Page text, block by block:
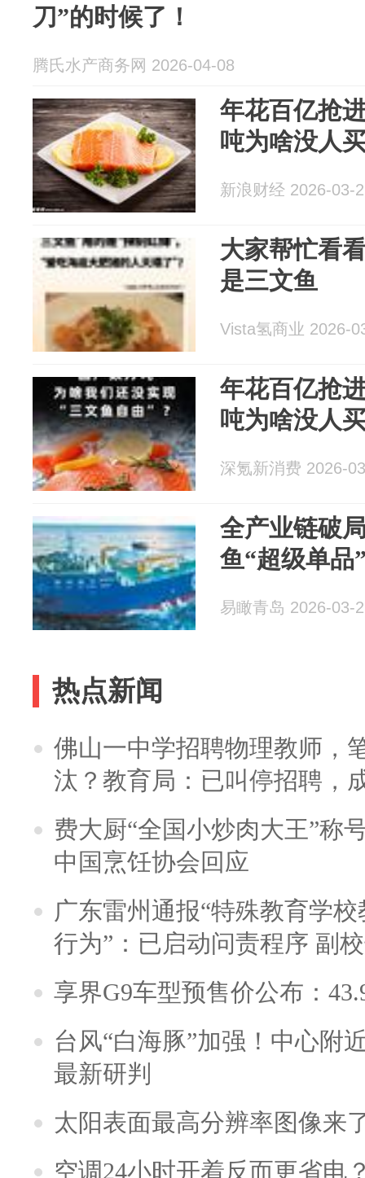
刀”的时候了！
腾氏水产商务网 2026-04-08
年花百亿抢
吨为啥没人
新浪财经 2026-03-
大家帮忙看
是三文鱼
Vista氢商业 2026-
年花百亿抢
吨为啥没人
深氪新消费 2026-
全产业链破
鱼“超级单品
易瞰青岛 2026-03-
热点新闻
佛山一中学招聘物理教师，
汰？教育局：已叫停招聘，
费大厨“全国小炒肉大王”称
中国烹饪协会回应
广东雷州通报“特殊教育学
行为”：已启动问责程序 副
享界G9车型预售价公布：
台风“白海豚”加强！中心附
最新研判
太阳表面最高分辨率图像来
空调24小时开着反而更省电